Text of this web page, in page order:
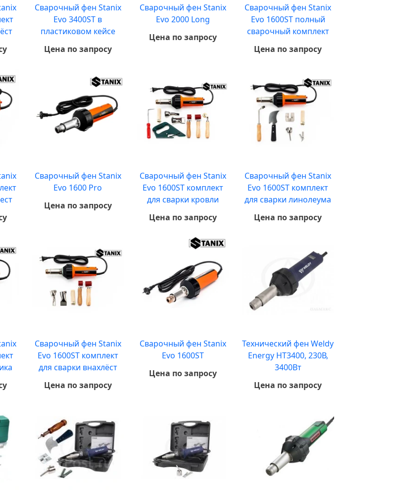
Сварочный фен Stanix
Evo 3400ST в
пластиковом кейсе
Цена по запросу
Сварочный фен Stanix
Evo 2000 Long
Цена по запросу
Сварочный фен Stanix
Evo 1600ST полный
сварочный комплект
Цена по запросу
Сварочный фен Stanix
Evo 1600 Pro
Цена по запросу
Сварочный фен Stanix
Evo 1600ST комплект
для сварки кровли
Цена по запросу
Сварочный фен Stanix
Evo 1600ST комплект
для сварки линолеума
Цена по запросу
Сварочный фен Stanix
Evo 1600ST комплект
для сварки внахлёст
Цена по запросу
Сварочный фен Stanix
Evo 1600ST
Цена по запросу
Технический фен Weldy
Energy HT3400, 230В,
3400Вт
Цена по запросу